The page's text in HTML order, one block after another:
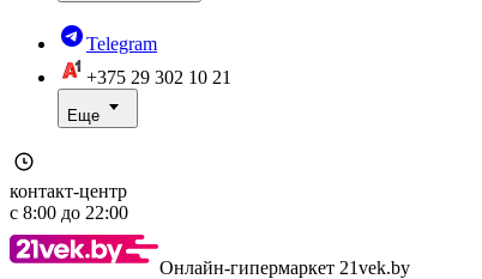
Telegram
+375 29 302 10 21
Еще
контакт-центр
с 8:00 до 22:00
Онлайн-гипермаркет 21vek.by